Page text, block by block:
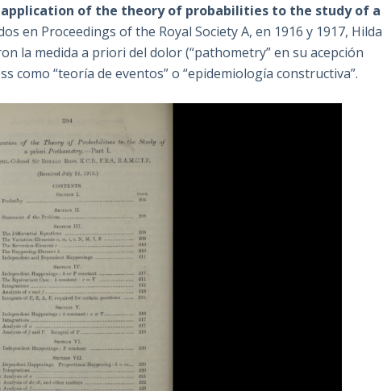
application of the theory of probabilities to the study of a
en Proceedings of the Royal Society A, en 1916 y 1917, Hilda
la medida a priori del dolor (“pathometry” en su acepción
como “teoría de eventos” o “epidemiología constructiva”.